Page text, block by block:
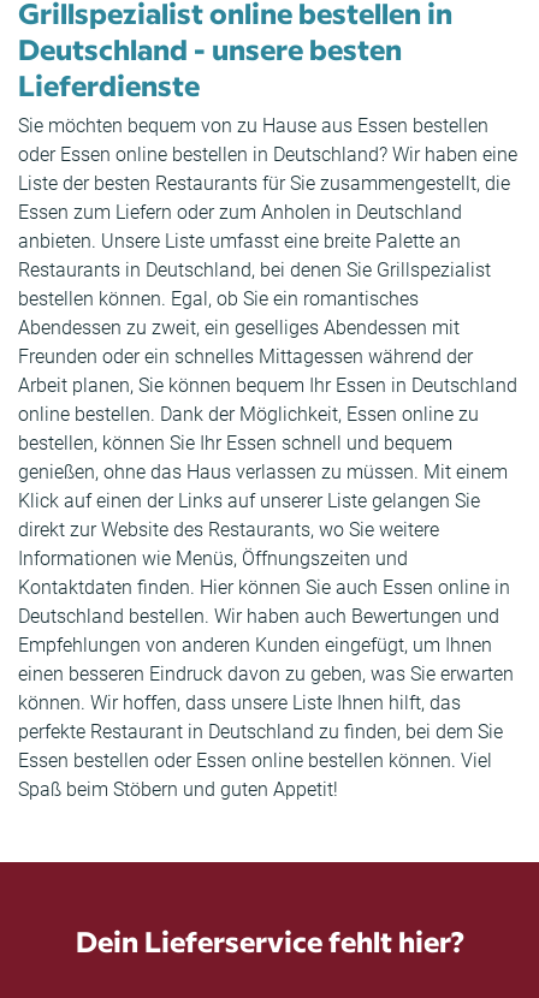
Grillspezialist online bestellen in
Deutschland - unsere besten
Lieferdienste
Sie möchten bequem von zu Hause aus Essen bestellen
oder Essen online bestellen in Deutschland? Wir haben eine
Liste der besten Restaurants für Sie zusammengestellt, die
Essen zum Liefern oder zum Anholen in Deutschland
anbieten. Unsere Liste umfasst eine breite Palette an
Restaurants in Deutschland, bei denen Sie Grillspezialist
bestellen können. Egal, ob Sie ein romantisches
Abendessen zu zweit, ein geselliges Abendessen mit
Freunden oder ein schnelles Mittagessen während der
Arbeit planen, Sie können bequem Ihr Essen in Deutschland
online bestellen. Dank der Möglichkeit, Essen online zu
bestellen, können Sie Ihr Essen schnell und bequem
genießen, ohne das Haus verlassen zu müssen. Mit einem
Klick auf einen der Links auf unserer Liste gelangen Sie
direkt zur Website des Restaurants, wo Sie weitere
Informationen wie Menüs, Öffnungszeiten und
Kontaktdaten finden. Hier können Sie auch Essen online in
Deutschland bestellen. Wir haben auch Bewertungen und
Empfehlungen von anderen Kunden eingefügt, um Ihnen
einen besseren Eindruck davon zu geben, was Sie erwarten
können. Wir hoffen, dass unsere Liste Ihnen hilft, das
perfekte Restaurant in Deutschland zu finden, bei dem Sie
Essen bestellen oder Essen online bestellen können. Viel
Spaß beim Stöbern und guten Appetit!
Dein Lieferservice fehlt hier?